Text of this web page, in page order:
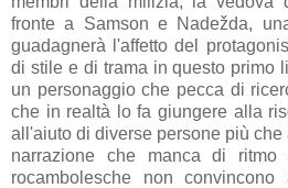
fronte a Samson e Nadežda,
guadagnerà l'affetto del
di stile e di trama in questo primo
un personaggio che pecca di
che in realtà lo fa giungere alla
all'aiuto di diverse persone più
narrazione che manca di
rocambolesche non